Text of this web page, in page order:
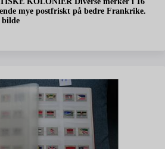
mye postfriskt på bedre Frankrike.
bilde